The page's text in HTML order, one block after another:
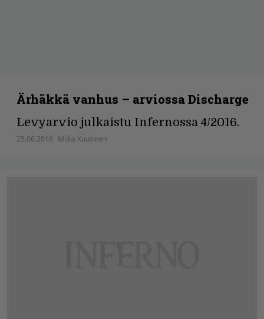
Ärhäkkä vanhus – arviossa Discharge
Levyarvio julkaistu Infernossa 4/2016.
25.06.2016 Miika Kuusinen